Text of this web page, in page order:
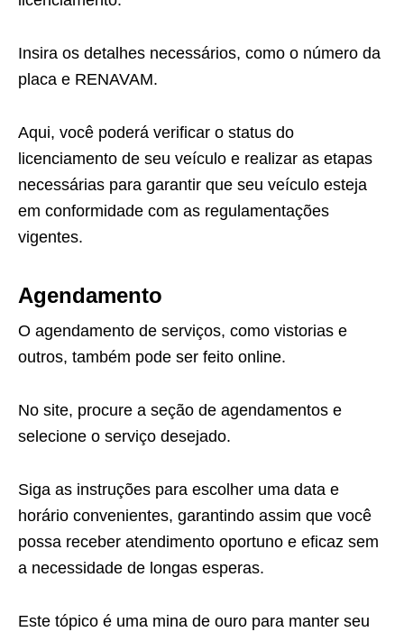
Insira os detalhes necessários, como o número da
placa e RENAVAM.
Aqui, você poderá verificar o status do
licenciamento de seu veículo e realizar as etapas
necessárias para garantir que seu veículo esteja
em conformidade com as regulamentações
vigentes.
Agendamento
O agendamento de serviços, como vistorias e
outros, também pode ser feito online.
No site, procure a seção de agendamentos e
selecione o serviço desejado.
Siga as instruções para escolher uma data e
horário convenientes, garantindo assim que você
possa receber atendimento oportuno e eficaz sem
a necessidade de longas esperas.
Este tópico é uma mina de ouro para manter seu